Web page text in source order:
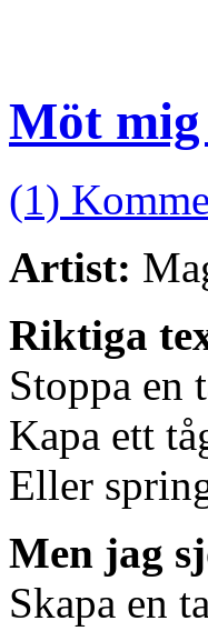
Möt mig
(1)
Artist:
Riktiga
Stoppa en
Kapa ett
Eller
Men jag
Skapa en